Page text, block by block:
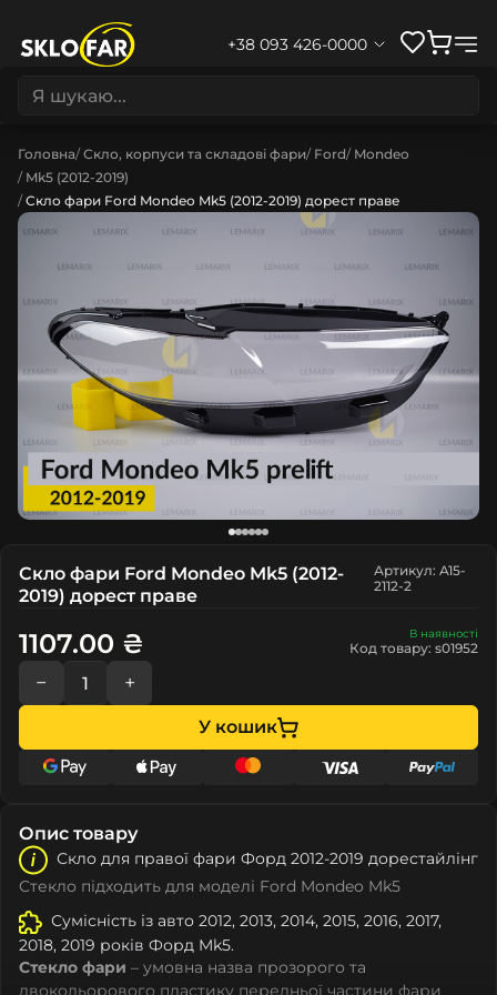
+38 093 426-0000
Головна Скло, корпуси та складові фари Ford Mondeo
Mk5 (2012-2019)
Скло фари Ford Mondeo Mk5 (2012-2019) дорест праве
Скло фари Ford Mondeo Mk5 (2012-
2019) дорест праве
Артикул: A15-
2112-2
В наявності
Код товару: s01952
1107.00 ₴
− +
У кошик
Опис товару
Скло для правої фари Форд 2012-2019 дорестайлінг
Стекло підходить для моделі Ford Mondeo Mk5
Сумісність із авто 2012, 2013, 2014, 2015, 2016, 2017,
2018, 2019 років Форд Mk5.
Стекло фари – умовна назва прозорого та
двокольорового пластику передньої частини фари